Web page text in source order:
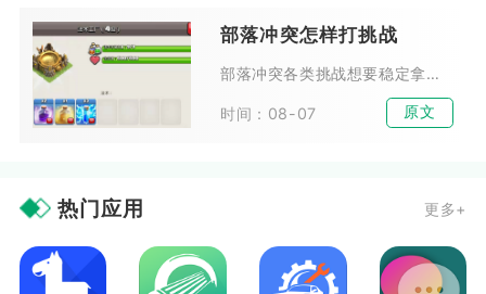
部落冲突怎样打挑战
部落冲突各类挑战想要稳定拿到三星，核心在于战前完整观察阵型、规划推进路线，依靠清边引导部队走向核心区域，配合法术与英雄技能精准化解高威胁防御，避开陷阱造成的大规模减员，合...
时间：08-07 原文
热门应用 更多+